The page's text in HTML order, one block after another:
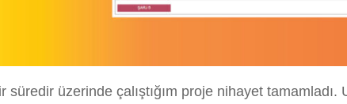
süredir üzerinde çalıştığım proje nihayet